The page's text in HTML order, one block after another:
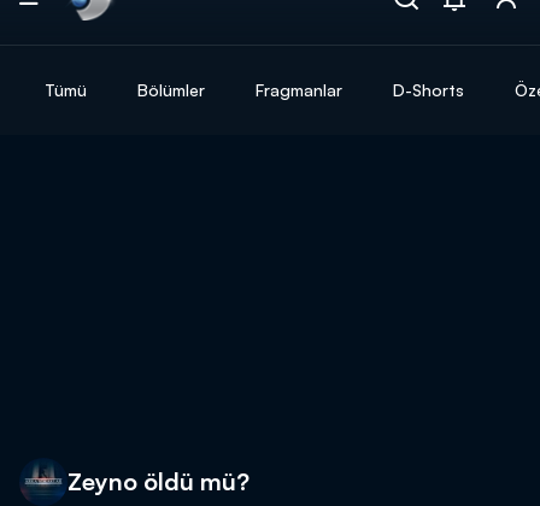
Tümü Bölümler Fragmanlar D-Shorts
Zeyno öldü mü?